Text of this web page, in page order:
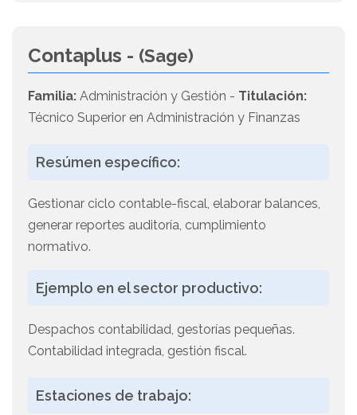
Contaplus - (Sage)
Familia: Administración y Gestión - Titulación:
Técnico Superior en Administración y Finanzas
Resúmen específico:
Gestionar ciclo contable-fiscal, elaborar balances,
generar reportes auditoría, cumplimiento
normativo.
Ejemplo en el sector productivo:
Despachos contabilidad, gestorías pequeñas.
Contabilidad integrada, gestión fiscal.
Estaciones de trabajo: